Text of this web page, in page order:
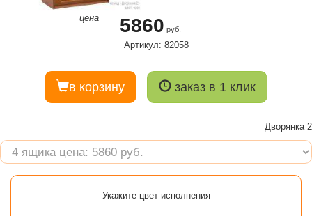
цена 5860 руб.
Артикул: 82058
в корзину заказ в 1 клик
Дворянка 2
Укажите цвет исполнения